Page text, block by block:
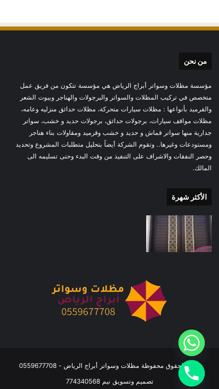
من نحن
مؤسسة مظلات وسواتر أبراج الرياض هي مؤسسة تتكون من فريق عمل
متخصص في تركيب المظلات والسواتر والبرجولات والهناجر وبيوت الشعر
والقرميد بأنواعها : مظلات سيارات متحركة، مظلات حدائق منزليه وعامه،
مظلات مواقف سيارات، برجولات حدائق، برجولات حديد و خشب، سواتر
جدارية منها سواتر قماش و حديد و خشب وقرميد ومقاولات بناء هناجر
ومستودعات وغيرها.. وتقوم الشركة أيضاً بتحليل متطلبات المشروع وتحديد
وحصر النفقات والاشراف على التنفيذ من وقت البدء وحتى تسليمه الى
المالك.
الأكثر شهرة
جميع الحقوق محفوظة مظلات وسواتر أبراج الرياض - 0559677708
تصميم وتسويق نيم 774340568